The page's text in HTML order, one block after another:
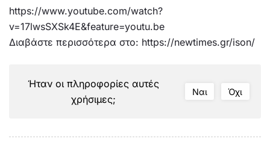
https://www.youtube.com/watch?
v=17lwsSXSk4E&feature=youtu.be
Διαβάστε περισσότερα στο: https://newtimes.gr/ison/
Ήταν οι πληροφορίες αυτές
χρήσιμες;
Ναι Όχι